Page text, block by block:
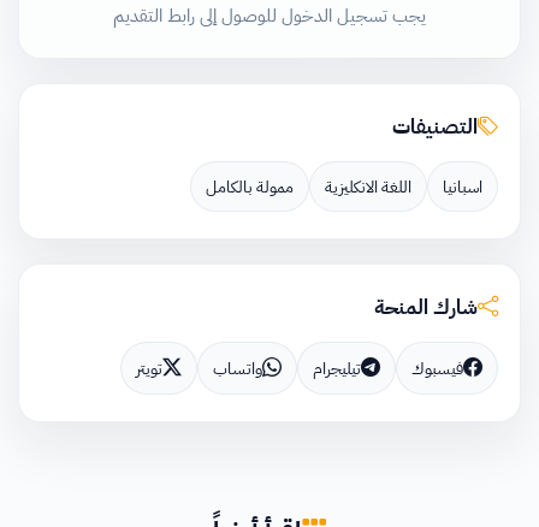
يجب تسجيل الدخول للوصول إلى رابط التقديم
التصنيفات
اسبانيا اللغة الانكليزية ممولة بالكامل
شارك المنحة
فيسبوك تيليجرام واتساب تويتر